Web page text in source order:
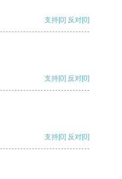
支持[0] 反对[0]
支持[0] 反对[0]
支持[0] 反对[0]